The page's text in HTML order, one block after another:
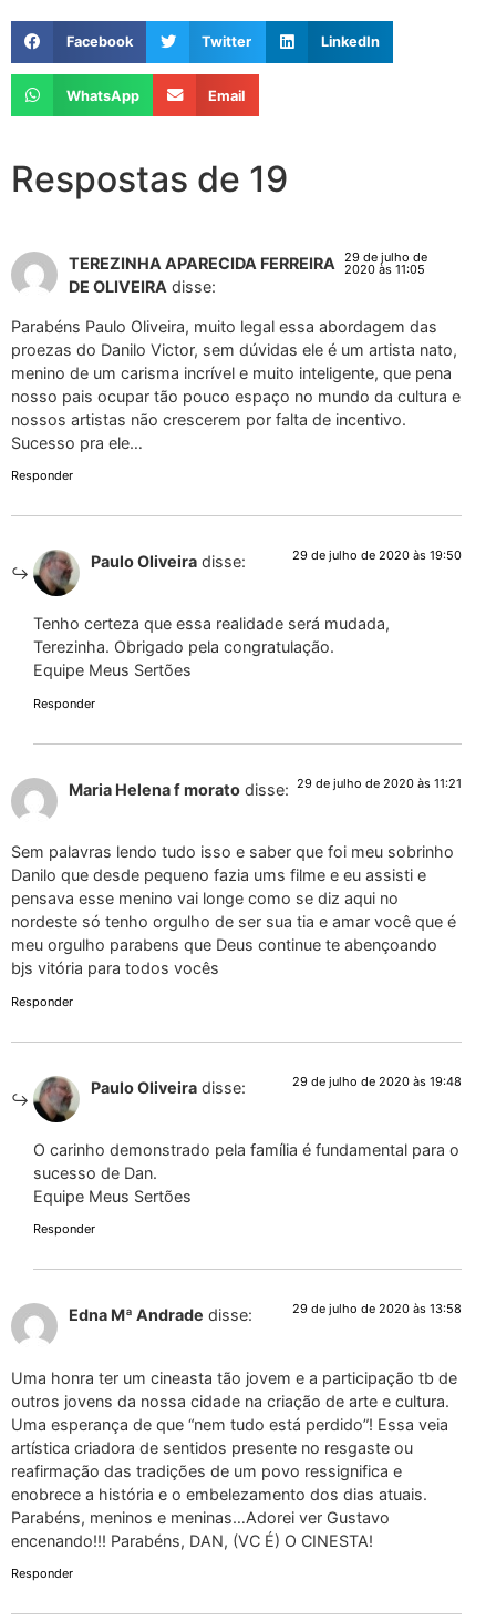
Facebook Twitter LinkedIn
WhatsApp Email
Respostas de 19
TEREZINHA APARECIDA FERREIRA
DE OLIVEIRA disse:
29 de julho de
2020 às 11:05
Parabéns Paulo Oliveira, muito legal essa abordagem das
proezas do Danilo Victor, sem dúvidas ele é um artista nato,
menino de um carisma incrível e muito inteligente, que pena
nosso pais ocupar tão pouco espaço no mundo da cultura e
nossos artistas não crescerem por falta de incentivo.
Sucesso pra ele…
Responder
Paulo Oliveira disse: 29 de julho de 2020 às 19:50
Tenho certeza que essa realidade será mudada,
Terezinha. Obrigado pela congratulação.
Equipe Meus Sertões
Responder
Maria Helena f morato disse: 29 de julho de 2020 às 11:21
Sem palavras lendo tudo isso e saber que foi meu sobrinho
Danilo que desde pequeno fazia ums filme e eu assisti e
pensava esse menino vai longe como se diz aqui no
nordeste só tenho orgulho de ser sua tia e amar você que é
meu orgulho parabens que Deus continue te abençoando
bjs vitória para todos vocês
Responder
Paulo Oliveira disse: 29 de julho de 2020 às 19:48
O carinho demonstrado pela família é fundamental para o
sucesso de Dan.
Equipe Meus Sertões
Responder
Edna Mª Andrade disse: 29 de julho de 2020 às 13:58
Uma honra ter um cineasta tão jovem e a participação tb de
outros jovens da nossa cidade na criação de arte e cultura.
Uma esperança de que “nem tudo está perdido”! Essa veia
artística criadora de sentidos presente no resgaste ou
reafirmação das tradições de um povo ressignifica e
enobrece a história e o embelezamento dos dias atuais.
Parabéns, meninos e meninas…Adorei ver Gustavo
encenando!!! Parabéns, DAN, (VC É) O CINESTA!
Responder